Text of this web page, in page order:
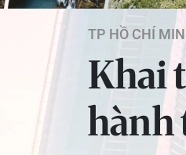
TP HỒ CHÍ
Khai